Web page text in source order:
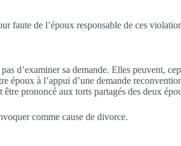
faute de l’époux responsable de ces
d’examiner sa demande. Elles peuvent,
époux à l’appui d’une demande
prononcé aux torts partagés des deux
comme cause de divorce.